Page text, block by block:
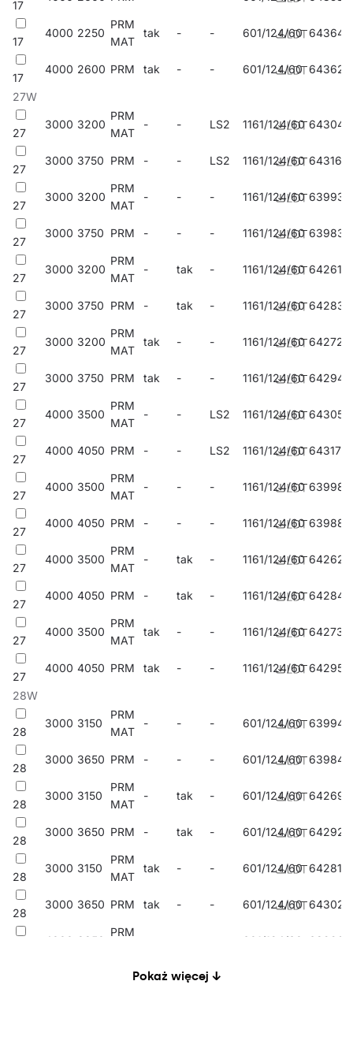
17
17
4000 2250
PRM
MAT
tak - - 601/124/60 643644
17
4000 2600 PRM tak - - 601/124/60 643620
27W
27
3000 3200
PRM
MAT
- - LS2 1161/124/60 643040
27
3000 3750 PRM - - LS2 1161/124/60 643163
27
3000 3200
PRM
MAT
- - - 1161/124/60 639937
27
3000 3750 PRM - - - 1161/124/60 639838
27
3000 3200
PRM
MAT
- tak - 1161/124/60 642616
27
3000 3750 PRM - tak - 1161/124/60 642838
27
3000 3200
PRM
MAT
tak - - 1161/124/60 642722
27
3000 3750 PRM tak - - 1161/124/60 642944
27
4000 3500
PRM
MAT
- - LS2 1161/124/60 643057
27
4000 4050 PRM - - LS2 1161/124/60 643170
27
4000 3500
PRM
MAT
- - - 1161/124/60 639982
27
4000 4050 PRM - - - 1161/124/60 639883
27
4000 3500
PRM
MAT
- tak - 1161/124/60 642623
27
4000 4050 PRM - tak - 1161/124/60 642845
27
4000 3500
PRM
MAT
tak - - 1161/124/60 642739
27
4000 4050 PRM tak - - 1161/124/60 642951
28W
28
3000 3150
PRM
MAT
- - - 601/124/60 639944
28
3000 3650 PRM - - - 601/124/60 639845
28
3000 3150
PRM
MAT
- tak - 601/124/60 642692
28
3000 3650 PRM - tak - 601/124/60 642920
28
3000 3150
PRM
MAT
tak - - 601/124/60 642814
28
3000 3650 PRM tak - - 601/124/60 643026
4000 3350
PRM
601/124/60 639999
- - -
Pokaż więcej ↓